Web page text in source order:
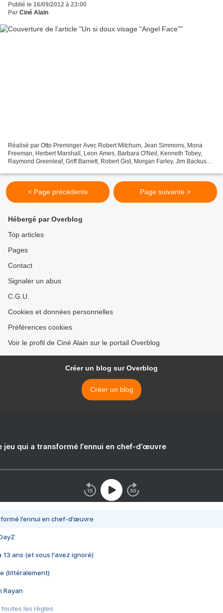
Publié le 16/09/2012 à 23:00
Par Ciné Alain
Réalisé par Otto Preminger Avec Robert Mitchum, Jean Simmons, Mona
Freeman, Herbert Marshall, Leon Ames, Barbara O'Neil, Kenneth Tobey,
Raymond Greenleaf, Griff Barnett, Robert Gist, Morgan Farley, Jim Backus
< Page précédente Page suivante >
Hébergé par Overblog
Top articles
Pages
Contact
Signaler un abus
C.G.U.
Cookies et données personnelles
Préférences cookies
Voir le profil de Ciné Alain sur le portail Overblog
Créer un blog sur Overblog
Créer un blog
jeu qui a transformé l’ennui en chef-d’œuvre
l’ennui en chef-d’œuvre
13 ans (et vous l'avez ignoré)
(littéralement)
Rayan
toutes les règles